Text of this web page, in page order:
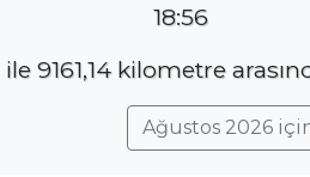
18:56
9161,14 kilometre
Ağustos 2026